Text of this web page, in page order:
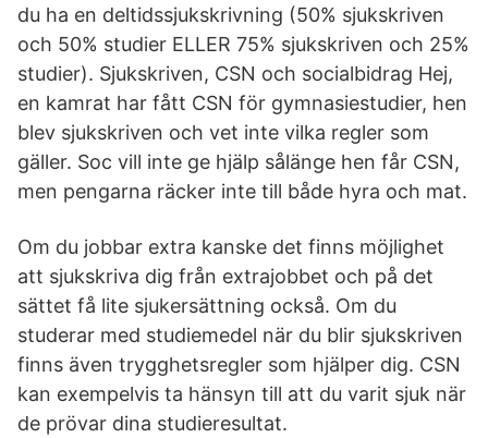
du ha en deltidssjukskrivning (50% sjukskriven
och 50% studier ELLER 75% sjukskriven och 25%
studier). Sjukskriven, CSN och socialbidrag Hej,
en kamrat har fått CSN för gymnasiestudier, hen
blev sjukskriven och vet inte vilka regler som
gäller. Soc vill inte ge hjälp sålänge hen får CSN,
men pengarna räcker inte till både hyra och mat.
Om du jobbar extra kanske det finns möjlighet
att sjukskriva dig från extrajobbet och på det
sättet få lite sjukersättning också. Om du
studerar med studiemedel när du blir sjukskriven
finns även trygghetsregler som hjälper dig. CSN
kan exempelvis ta hänsyn till att du varit sjuk när
de prövar dina studieresultat.